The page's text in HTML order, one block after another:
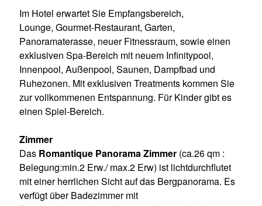
Im Hotel erwartet Sie Empfangsbereich,
Lounge, Gourmet-Restaurant, Garten,
Panoramaterasse, neuer Fitnessraum, sowie einen
exklusiven Spa-Bereich mit neuem Infinitypool,
Innenpool, Außenpool, Saunen, Dampfbad und
Ruhezonen. Mit exklusiven Treatments kommen Sie
zur vollkommenen Entspannung. Für Kinder gibt es
einen Spiel-Bereich.
Zimmer
Das Romantique Panorama Zimmer (ca.26 qm :
Belegung:min.2 Erw./ max.2 Erw) ist lichtdurchflutet
mit einer herrlichen Sicht auf das Bergpanorama. Es
verfügt über Badezimmer mit